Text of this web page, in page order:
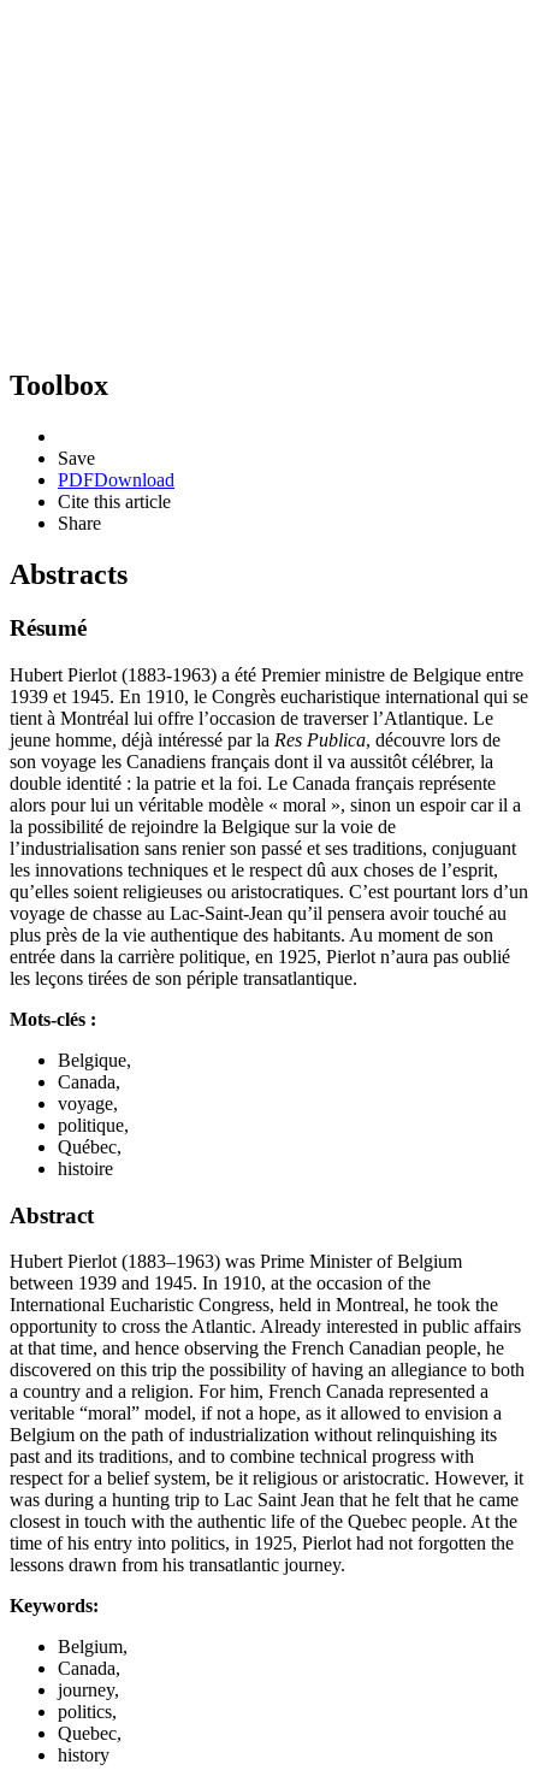
Toolbox
Save
PDFDownload
Cite this article
Share
Abstracts
Résumé
Hubert Pierlot (1883-1963) a été Premier ministre de Belgique entre
1939 et 1945. En 1910, le Congrès eucharistique international qui se
tient à Montréal lui offre l’occasion de traverser l’Atlantique. Le
jeune homme, déjà intéressé par la Res Publica, découvre lors de
son voyage les Canadiens français dont il va aussitôt célébrer, la
double identité : la patrie et la foi. Le Canada français représente
alors pour lui un véritable modèle « moral », sinon un espoir car il a
la possibilité de rejoindre la Belgique sur la voie de
l’industrialisation sans renier son passé et ses traditions, conjuguant
les innovations techniques et le respect dû aux choses de l’esprit,
qu’elles soient religieuses ou aristocratiques. C’est pourtant lors d’un
voyage de chasse au Lac-Saint-Jean qu’il pensera avoir touché au
plus près de la vie authentique des habitants. Au moment de son
entrée dans la carrière politique, en 1925, Pierlot n’aura pas oublié
les leçons tirées de son périple transatlantique.
Mots-clés :
Belgique,
Canada,
voyage,
politique,
Québec,
histoire
Abstract
Hubert Pierlot (1883–1963) was Prime Minister of Belgium
between 1939 and 1945. In 1910, at the occasion of the
International Eucharistic Congress, held in Montreal, he took the
opportunity to cross the Atlantic. Already interested in public affairs
at that time, and hence observing the French Canadian people, he
discovered on this trip the possibility of having an allegiance to both
a country and a religion. For him, French Canada represented a
veritable “moral” model, if not a hope, as it allowed to envision a
Belgium on the path of industrialization without relinquishing its
past and its traditions, and to combine technical progress with
respect for a belief system, be it religious or aristocratic. However, it
was during a hunting trip to Lac Saint Jean that he felt that he came
closest in touch with the authentic life of the Quebec people. At the
time of his entry into politics, in 1925, Pierlot had not forgotten the
lessons drawn from his transatlantic journey.
Keywords:
Belgium,
Canada,
journey,
politics,
Quebec,
history